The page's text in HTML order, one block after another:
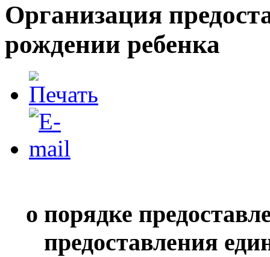
Организация
рождении ребенка​
о порядке
предоставления